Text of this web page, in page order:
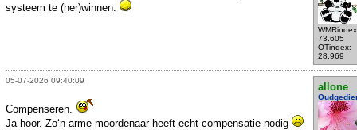
73.605
OTindex:
28.969
systeem te (her)winnen.
05-07-2026 09:40:09
allone
Compenseren.
Ja hoor. Zo‘n arme moordenaar heeft echt compensatie nodig